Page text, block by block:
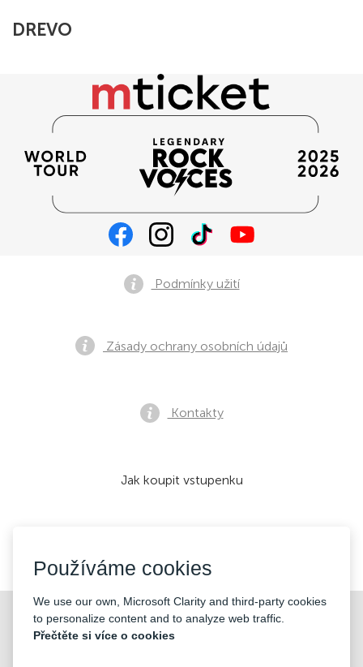
DREVO
©2026 «KONTRAMARKA LTD» Všechna práva vyhrazena
Podmínky užití
Zásady ochrany osobních údajů
Kontakty
Jak koupit vstupenku
Používáme cookies
We use our own, Microsoft Clarity and third-party cookies
to personalize content and to analyze web traffic.
Přečtěte si více o cookies